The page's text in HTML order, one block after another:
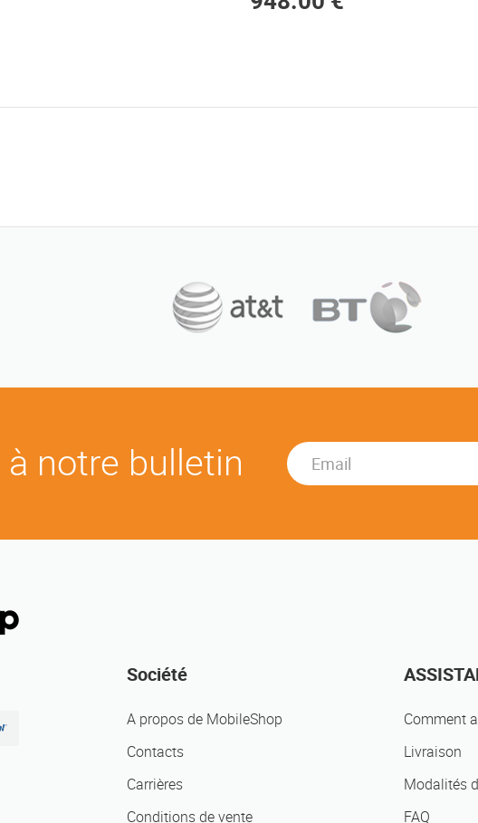
notre bulletin
Société
A propos de MobileShop
Contacts
Carrières
Conditions de vente
Comment
Livraison
Modalités
FAQ